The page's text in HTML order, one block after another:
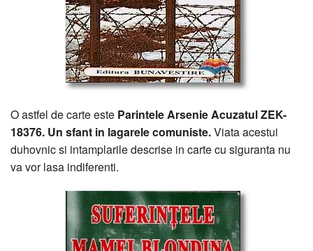
O astfel de carte este Parintele Arsenie Acuzatul ZEK-
18376. Un sfant in lagarele comuniste.Viata acestui
duhovnic si intamplarile descrise in carte cu siguranta nu
va vor lasa indiferenti.